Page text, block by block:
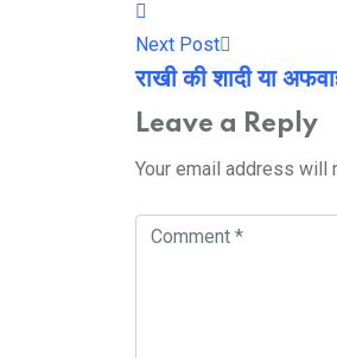
Next Post
राखी की शादी या
Leave a Reply
Your email address will